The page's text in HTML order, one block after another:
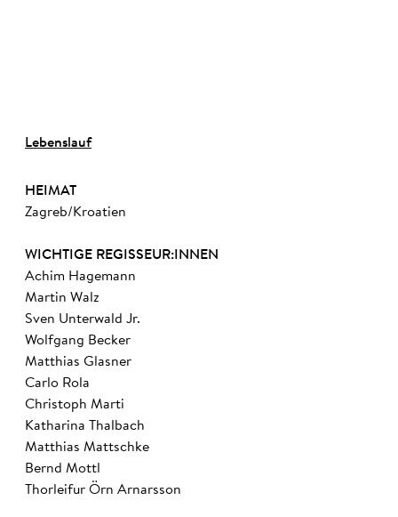
Lebenslauf
HEIMAT
Zagreb/Kroatien
WICHTIGE REGISSEUR:INNEN
Achim Hagemann
Martin Walz
Sven Unterwald Jr.
Wolfgang Becker
Matthias Glasner
Carlo Rola
Christoph Marti
Katharina Thalbach
Matthias Mattschke
Bernd Mottl
Thorleifur Örn Arnarsson